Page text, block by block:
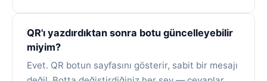
QR'ı yazdırdıktan sonra botu güncelleyebilir
miyim?
Evet. QR botun sayfasını gösterir, sabit bir mesajı